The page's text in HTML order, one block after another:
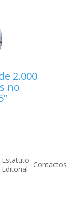
2.000
no
Estatuto
Editorial
Contactos